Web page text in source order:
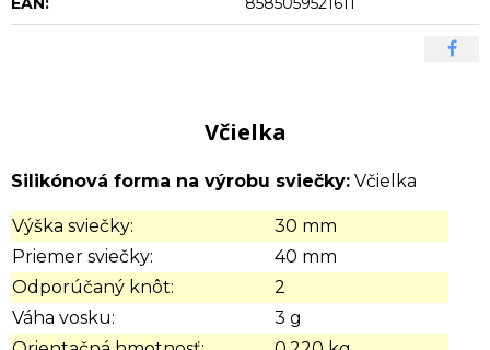
Včielka
Silikónová forma na výrobu sviečky: Včielka
Výška sviečky:
30 mm
Priemer sviečky:
40 mm
Odporúčaný knôt:
2
Váha vosku:
3 g